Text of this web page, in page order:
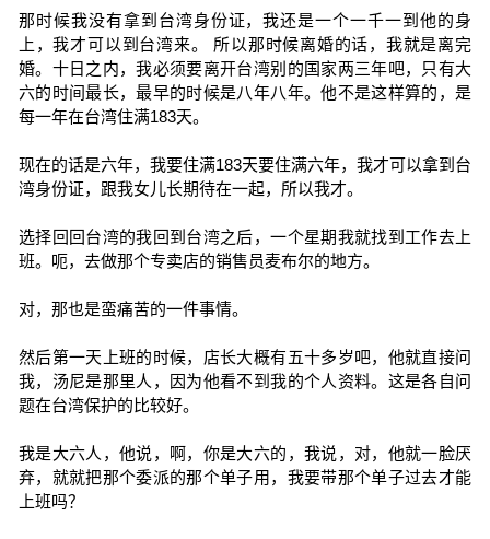
那时候我没有拿到台湾身份证，我还是一个一千一到他的身
上，我才可以到台湾来。 所以那时候离婚的话，我就是离完
婚。十日之内，我必须要离开台湾别的国家两三年吧，只有大
六的时间最长，最早的时候是八年八年。他不是这样算的，是
每一年在台湾住满183天。
现在的话是六年，我要住满183天要住满六年，我才可以拿到台
湾身份证，跟我女儿长期待在一起，所以我才。
选择回回台湾的我回到台湾之后，一个星期我就找到工作去上
班。呃，去做那个专卖店的销售员麦布尔的地方。
对，那也是蛮痛苦的一件事情。
然后第一天上班的时候，店长大概有五十多岁吧，他就直接问
我，汤尼是那里人，因为他看不到我的个人资料。这是各自问
题在台湾保护的比较好。
我是大六人，他说，啊，你是大六的，我说，对，他就一脸厌
弃，就就把那个委派的那个单子用，我要带那个单子过去才能
上班吗？